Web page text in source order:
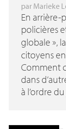
par Marieke
En arrière-
policières
globale »,
citoyens
Comment
dans
à l’ordre